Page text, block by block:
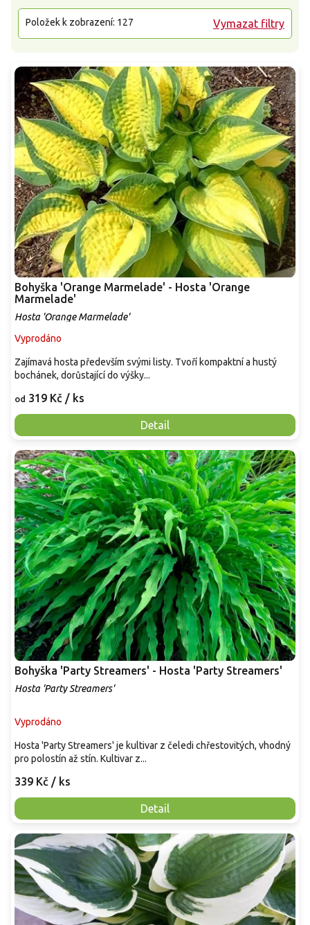
Vymazat filtry
Položek k zobrazení: 127
Bohyška 'Orange Marmelade' - Hosta 'Orange
Marmelade'
Hosta 'Orange Marmelade'
Vyprodáno
od 319 Kč / ks
Detail
Zajímavá hosta především svými listy. Tvoří kompaktní a hustý
bochánek, dorůstající do výšky...
Bohyška 'Party Streamers' - Hosta 'Party Streamers'
Hosta 'Party Streamers'
Vyprodáno
339 Kč / ks
Detail
Hosta 'Party Streamers' je kultivar z čeledi chřestovitých, vhodný
pro polostín až stín. Kultivar z...